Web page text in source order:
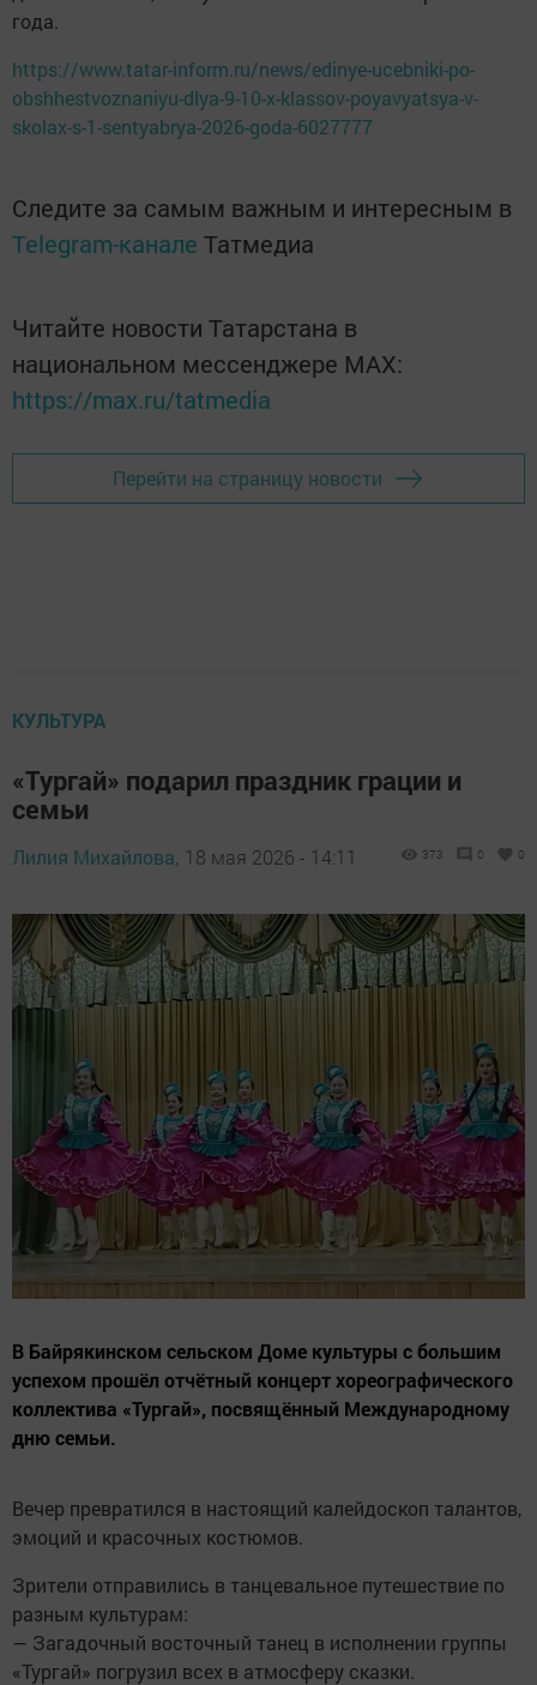
года.
https://www.tatar-inform.ru/news/edinye-ucebniki-po-
obshhestvoznaniyu-dlya-9-10-x-klassov-poyavyatsya-v-
skolax-s-1-sentyabrya-2026-goda-6027777
Следите за самым важным и интересным в
Telegram-канале Татмедиа
Читайте новости Татарстана в
национальном мессенджере MАХ:
https://max.ru/tatmedia
Перейти на страницу новости
КУЛЬТУРА
«Тургай» подарил праздник грации и
семьи
Лилия Михайлова, 18 мая 2026 - 14:11 373 0 0
В Байрякинском сельском Доме культуры с большим
успехом прошёл отчётный концерт хореографического
коллектива «Тургай», посвящённый Международному
дню семьи.
Вечер превратился в настоящий калейдоскоп талантов,
эмоций и красочных костюмов.
Зрители отправились в танцевальное путешествие по
разным культурам:
— Загадочный восточный танец в исполнении группы
«Тургай» погрузил всех в атмосферу сказки.